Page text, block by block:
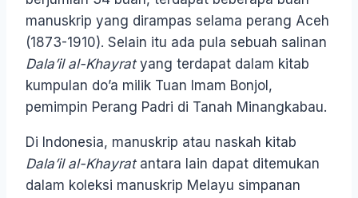
manuskrip yang dirampas selama perang Aceh
(1873-1910). Selain itu ada pula sebuah salinan
Dala’il al-Khayratyang terdapat dalam kitab
kumpulan do’a milik Tuan Imam Bonjol,
pemimpin Perang Padri di Tanah Minangkabau.
Di Indonesia, manuskrip atau naskah kitab
Dala’il al-Khayratantara lain dapat ditemukan
dalam koleksi manuskrip Melayu simpanan